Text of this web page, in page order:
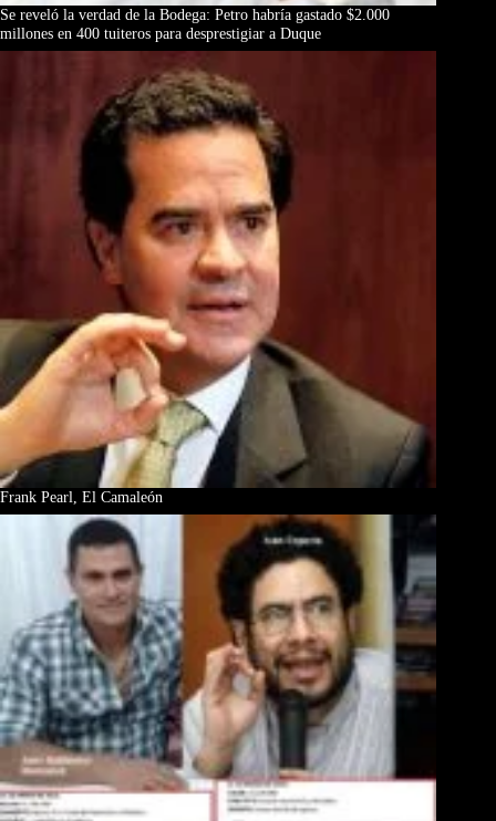
Se reveló la verdad de la Bodega: Petro habría gastado $2.000
millones en 400 tuiteros para desprestigiar a Duque
Frank Pearl, El Camaleón